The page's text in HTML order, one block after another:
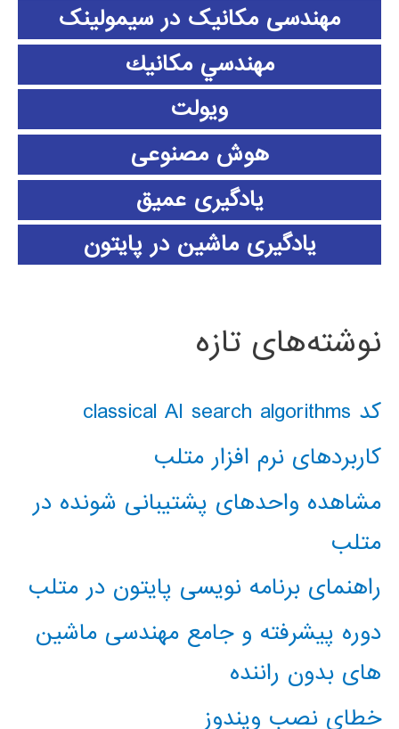
مهندسی مکانیک در سیمولینک
مهندسي مكانيك
ویولت
هوش مصنوعی
یادگیری عمیق
یادگیری ماشین در پایتون
نوشته‌های تازه
کد classical AI search algorithms
کاربردهای نرم افزار متلب
مشاهده واحدهای پشتیبانی شونده در
متلب
راهنمای برنامه نویسی پایتون در متلب
دوره پیشرفته و جامع مهندسی ماشین
های بدون راننده
خطای نصب ویندوز